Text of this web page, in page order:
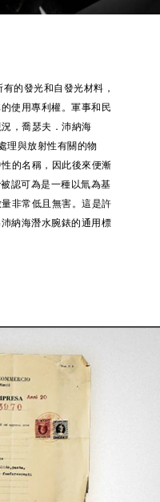
的發光和自發光材料，
使用專利權。軍事和民
，喬瑟夫．沛納海
理與放射性有關的物
的名稱，因此後來便漸
認可為是一種以氚為基
非常低且無害。這是許
納海潛水腕錶的通用標